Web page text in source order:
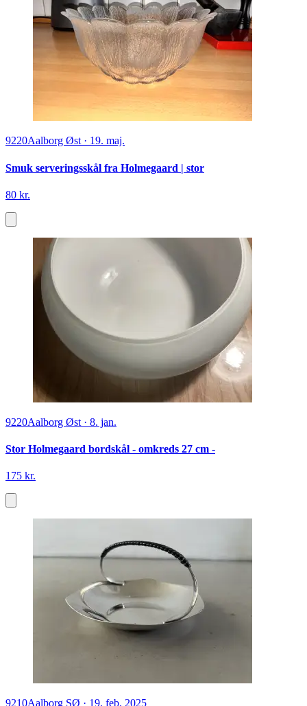
9220Aalborg Øst · 19. maj.
Smuk serveringsskål fra Holmegaard | stor
80 kr.
9220Aalborg Øst · 8. jan.
Stor Holmegaard bordskål - omkreds 27 cm -
175 kr.
9210Aalborg SØ · 19. feb. 2025